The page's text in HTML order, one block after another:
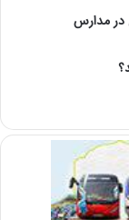
در مدارس